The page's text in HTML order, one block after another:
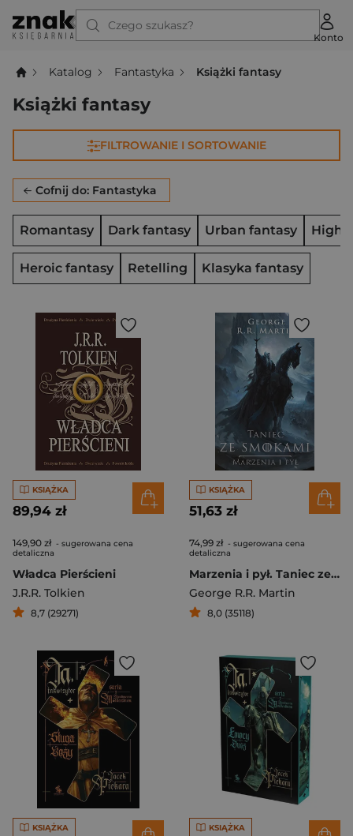
Czego szukasz?
Konto
Katalog Fantastyka Książki fantasy
Książki fantasy
FILTROWANIE I SORTOWANIE
Cofnij do: Fantastyka
Romantasy Dark fantasy Urban fantasy High
Heroic fantasy Retelling Klasyka fantasy
KSIĄŻKA
89,94 zł
149,90 zł - sugerowana cena
detaliczna
Władca Pierścieni
J.R.R. Tolkien
8,7 (29271)
KSIĄŻKA
51,63 zł
74,99 zł - sugerowana cena
detaliczna
Marzenia i pył. Taniec ze smokami
George R.R. Martin
8,0 (35118)
KSIĄŻKA KSIĄŻKA